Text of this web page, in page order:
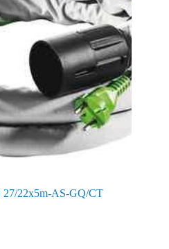
27/22x5m-AS-GQ/CT